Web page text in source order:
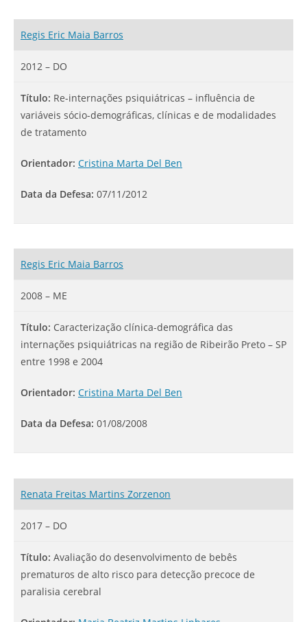
Regis Eric Maia Barros
2012 – DO
Título: Re-internações psiquiátricas – influência de
variáveis sócio-demográficas, clínicas e de modalidades
de tratamento
Orientador: Cristina Marta Del Ben
Data da Defesa: 07/11/2012
Regis Eric Maia Barros
2008 – ME
Título: Caracterização clínica-demográfica das
internações psiquiátricas na região de Ribeirão Preto – SP
entre 1998 e 2004
Orientador: Cristina Marta Del Ben
Data da Defesa: 01/08/2008
Renata Freitas Martins Zorzenon
2017 – DO
Título: Avaliação do desenvolvimento de bebês
prematuros de alto risco para detecção precoce de
paralisia cerebral